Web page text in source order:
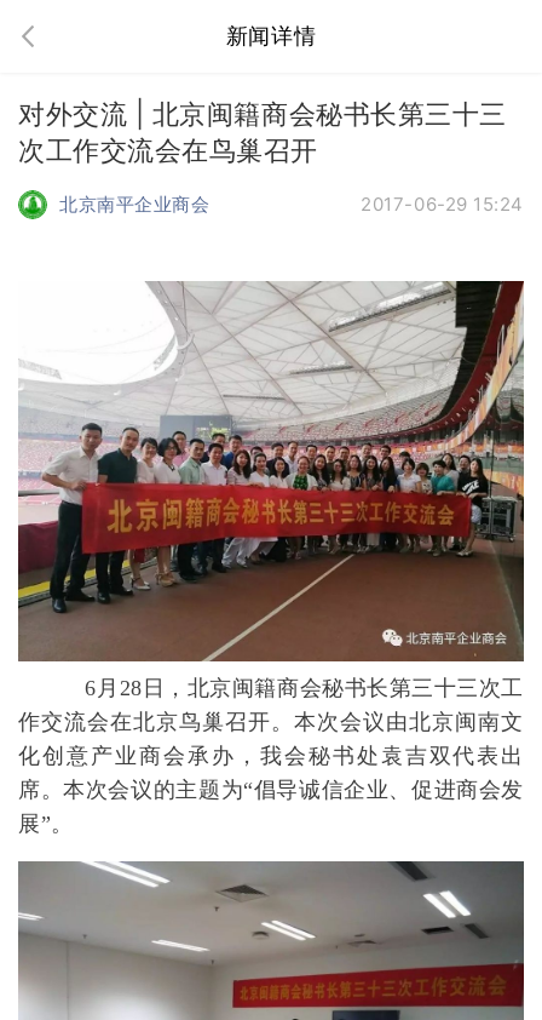
新闻详情
对外交流 | 北京闽籍商会秘书长第三十三
次工作交流会在鸟巢召开
北京南平企业商会 2017-06-29 15:24
6月 28 日，北京闽籍商会秘书长第三十三次工
作交流会在北京鸟巢召开。本次会议由北京闽南文
化创意产业商会承办，我会秘书处袁吉双代表出
席。本次会议的主题为“倡导诚信企业、促进商会发
展”。